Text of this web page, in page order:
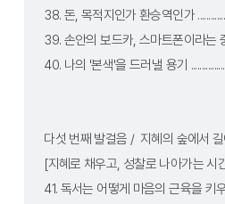
38. 돈, 목적지인가 환승역인가
39. 손안의 보드카, 스마트폰이라는
40. 나의 '본색'을 드러낼 용기
다섯 번째 발걸음 /  지혜의 숲에서
[지혜로 채우고, 성찰로 나아가는 시
41. 독서는 어떻게 마음의 근육을 키